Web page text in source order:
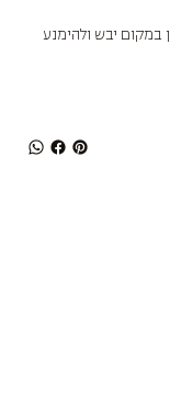
יבש ולהימנע